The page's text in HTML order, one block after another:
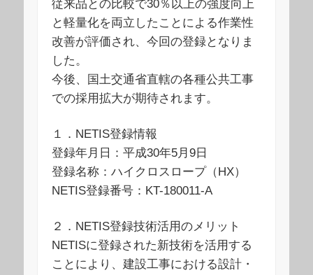
従来品との比較で30％以上の強度向上
と軽量化を両立したことによる作業性
改善が評価され、今回の登録となりま
した。
今後、国土交通省直轄の各種公共工事
での採用拡大が期待されます。
１．NETIS登録情報
登録年月日：平成30年5月9日
登録名称：ハイクロスロープ（HX）
NETIS登録番号：KT-180011-A
２．NETIS登録技術活用のメリット
NETISに登録された新技術を活用する
ことにより、建設工事における設計・